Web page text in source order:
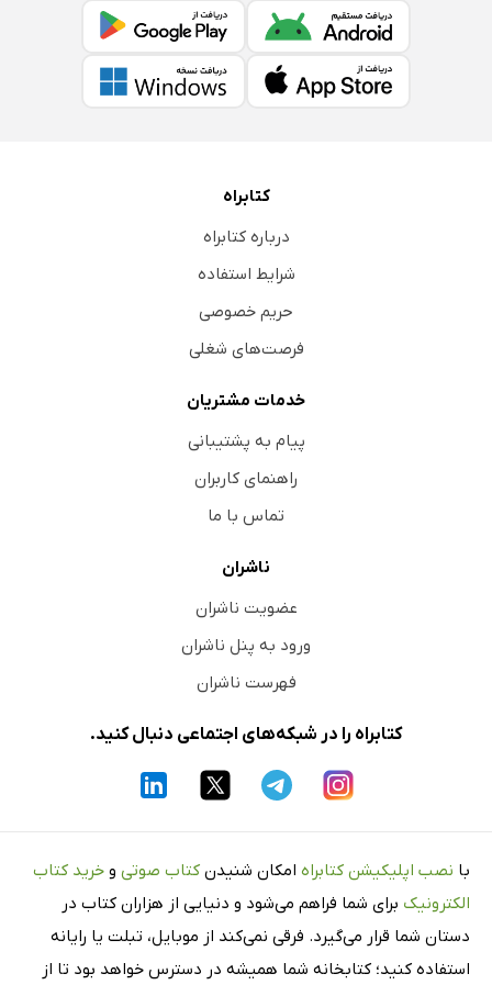
کتابراه
درباره کتابراه
شرایط استفاده
حریم خصوصی
فرصت‌های شغلی
خدمات مشتریان
پیام به پشتیبانی
راهنمای کاربران
تماس با ما
ناشران
عضویت ناشران
ورود به پنل ناشران
فهرست ناشران
کتابراه را در شبکه‌های اجتماعی دنبال کنید.
با نصب اپلیکیشن کتابراه امکان شنیدن کتاب صوتی و خرید کتاب
الکترونیک برای شما فراهم می‌شود و دنیایی از هزاران کتاب در
دستان شما قرار می‌گیرد. فرقی نمی‌کند از موبایل، تبلت یا رایانه
استفاده کنید؛ کتابخانه شما همیشه در دسترس خواهد بود تا از